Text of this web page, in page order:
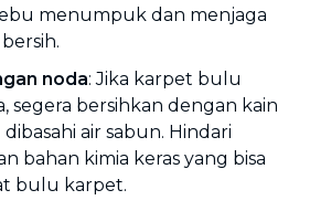
menumpuk dan menjaga
noda: Jika karpet bulu
segera bersihkan dengan kain
air sabun. Hindari
bahan kimia keras yang bisa
bulu karpet.